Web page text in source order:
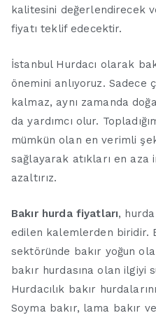
kalitesini değerlendirecek
fiyatı teklif edecektir.
İstanbul Hurdacı olarak
önemini anlıyoruz. Sadece
kalmaz, aynı zamanda
da yardımcı olur.
mümkün olan en verimli
sağlayarak atıkları en
azaltırız.
Bakır hurda fiyatları,
edilen kalemlerden biridir.
sektöründe bakır yoğun
bakır hurdasına olan ilgiyi
Hurdacılık bakır
Soyma bakır, lama bakır